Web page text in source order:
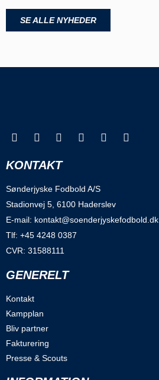
SE ALLE NYHEDER
KONTAKT
Sønderjyske Fodbold A/S
Stadionvej 5, 6100 Haderslev
E-mail: kontakt@soenderjyskefodbold.dk
Tlf: +45 4248 0387
CVR: 31588111
GENERELT
Kontakt
Kampplan
Bliv partner
Fakturering
Presse & Scouts